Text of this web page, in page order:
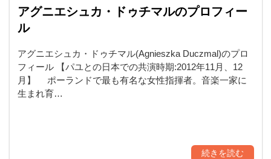
アグニエシュカ・ドゥチマルのプロフィー
ル
アグニエシュカ・ドゥチマル(Agnieszka Duczmal)のプロ
フィール 【パユとの日本での共演時期:2012年11月、12
月】 ポーランドで最も有名な女性指揮者。音楽一家に
生まれ育…
続きを読む